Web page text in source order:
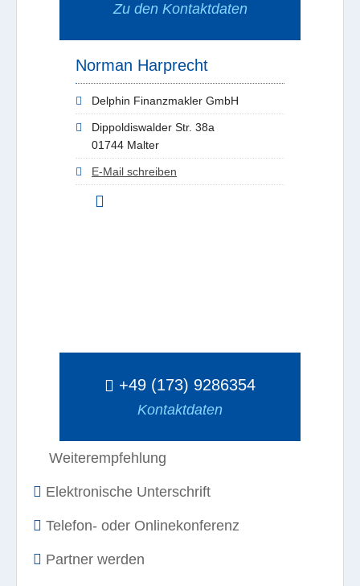
Zu den Kontaktdaten
Norman Harprecht
Delphin Finanzmakler GmbH
Dippoldiswalder Str. 38a
01744 Malter
E-Mail schreiben
+49 (173) 9286354
Kontaktdaten
Weiterempfehlung
Elektronische Unterschrift
Telefon- oder Onlinekonferenz
Partner werden